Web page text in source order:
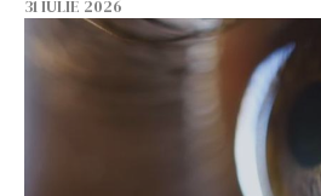
31 IULIE 2026